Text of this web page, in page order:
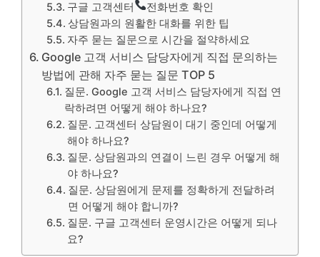
구글 고객센터
전화번호 확인
상담원과의 원활한 대화를 위한 팁
자주 묻는 질문으로 시간을 절약하세요
Google 고객 서비스 담당자에게 직접 문의하는
방법에 관해 자주 묻는 질문 TOP 5
질문. Google 고객 서비스 담당자에게 직접 연
락하려면 어떻게 해야 하나요?
질문. 고객센터 상담원이 대기 중인데 어떻게
해야 하나요?
질문. 상담원과의 연결이 느린 경우 어떻게 해
야 하나요?
질문. 상담원에게 문제를 정확하게 전달하려
면 어떻게 해야 합니까?
질문. 구글 고객센터 운영시간은 어떻게 되나
요?